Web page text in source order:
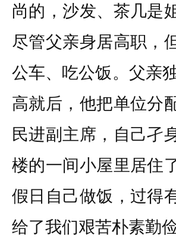
尚的，沙发、茶几是
尽管父亲身居高职，
公车、吃公饭。父亲
高就后，他把单位分
民进副主席，自己孑
楼的一间小屋里居住
假日自己做饭，过得
给了我们艰苦朴素勤